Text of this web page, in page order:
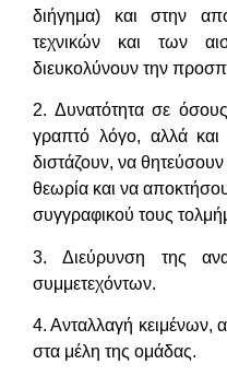
διήγημα) και στην
τεχνικών και των
διευκολύνουν την
2. Δυνατότητα σε
γραπτό λόγο, αλλά
διστάζουν, να
θεωρία και να
συγγραφικού τους
3. Διεύρυνση της
συμμετεχόντων.
4. Ανταλλαγή κειμένων,
στα μέλη της ομάδας.